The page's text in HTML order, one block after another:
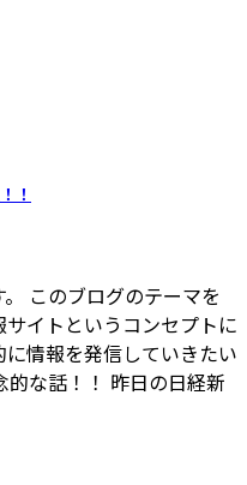
！
このブログのテーマを
イトというコンセプトに
情報を発信していきたい
的な話！！ 昨日の日経新